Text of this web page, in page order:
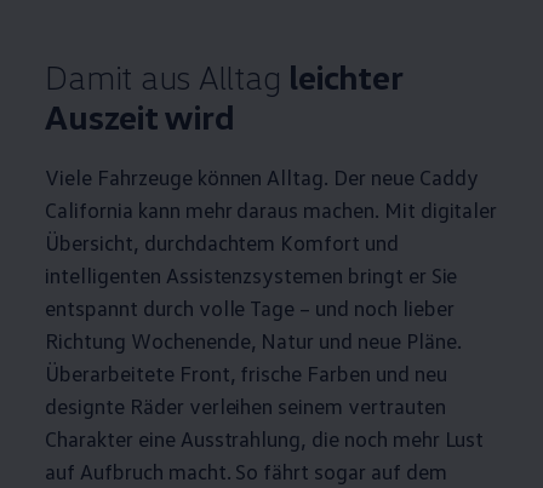
Damit aus Alltag leichter
Auszeit wird
Viele Fahrzeuge können Alltag. Der neue Caddy
California kann mehr daraus machen. Mit digitaler
Übersicht, durchdachtem Komfort und
intelligenten Assistenzsystemen bringt er Sie
entspannt durch volle Tage – und noch lieber
Richtung Wochenende, Natur und neue Pläne.
Überarbeitete Front, frische Farben und neu
designte Räder verleihen seinem vertrauten
Charakter eine Ausstrahlung, die noch mehr Lust
auf Aufbruch macht. So fährt sogar auf dem